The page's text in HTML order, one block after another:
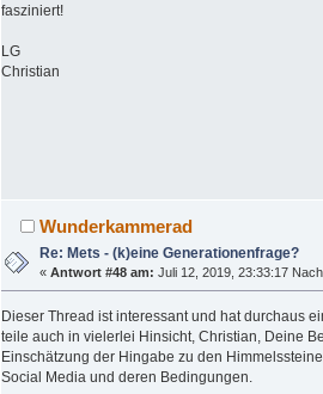
fasziniert!
LG
Christian
Wunderkammerad
Re: Mets - (k)eine Generationenfrage?
«Antwort #48 am: Juli 12, 2019, 23:33:17
Dieser Thread ist interessant und hat durchaus
teile auch in vielerlei Hinsicht, Christian, Deine
Einschätzung der Hingabe zu den
Social Media und deren Bedingungen.